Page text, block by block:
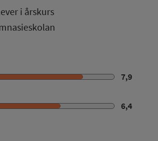
i årskurs
7,9
6,4